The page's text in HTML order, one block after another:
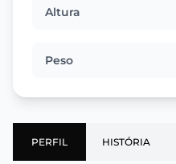
Altura
Peso
PERFIL HISTÓRIA